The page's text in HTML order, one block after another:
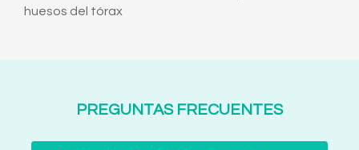
huesos del tórax
PREGUNTAS FRECUENTES